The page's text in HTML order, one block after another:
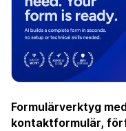
Formulärverktyg
kontaktformulär,